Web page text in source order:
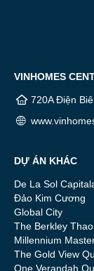
VINHOMES
720A Điện
DỰ ÁN KHÁC
De La Sol
Đảo Kim Cương
Global City
The Berkley
Millennium
The Gold View
One Verandah